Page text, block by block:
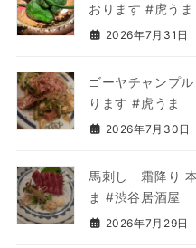
おります #虎うま
2026年7月31日
ゴーヤチャンプ
ります #虎うま
2026年7月30日
馬刺し 霜降り
ま #渋谷居酒屋
2026年7月29日